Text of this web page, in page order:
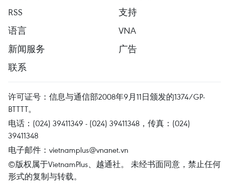
RSS
支持
语言
VNA
新闻服务
广告
联系
许可证号：信息与通信部2008年9月11日颁发的1374/GP-
BTTTT。
电话：(024) 39411349 - (024) 39411348，传真：(024)
39411348
电子邮件： vietnamplus@vnanet.vn
©版权属于VietnamPlus、越通社。 未经书面同意，禁止任何
形式的复制与转载。